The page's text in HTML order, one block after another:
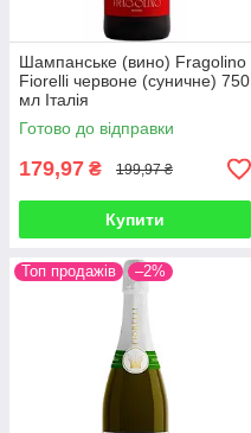
Шампанське (вино) Fragolino
Fiorelli червоне (суничне) 750
мл Італія
Готово до відправки
179,97 ₴ 199,97 ₴
Купити
Топ продажів –2%